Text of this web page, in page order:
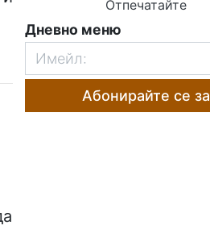
Отпечатайте
Дневно меню
Абонирайте се за